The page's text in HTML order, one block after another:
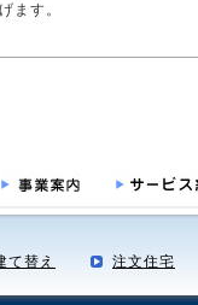
ます。
て替え 注文住宅